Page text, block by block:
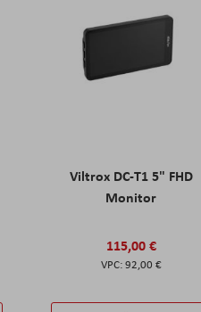
Viltrox DC-T1 5" FHD
Monitor
115,00 €
92,00 €